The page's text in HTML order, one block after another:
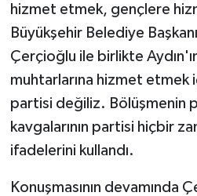
hizmet etmek, gençlere
Büyükşehir Belediye
Çerçioğlu ile birlikte
muhtarlarına hizmet etmek
partisi değiliz. Bölüşmenin
kavgalarının partisi hiçbir
ifadelerini kullandı.
Konuşmasının devamında